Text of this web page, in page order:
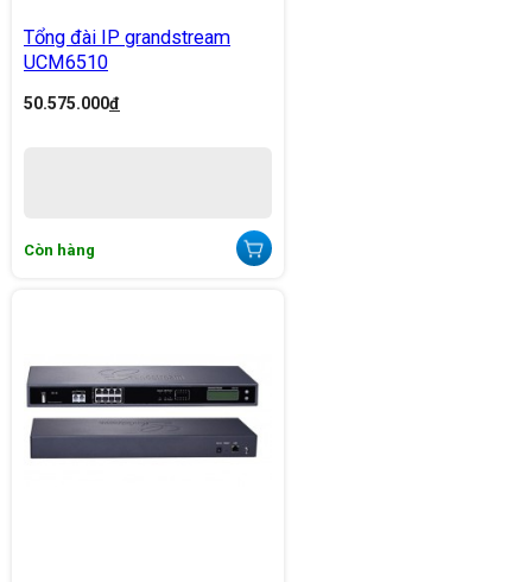
Tổng đài IP grandstream
UCM6510
50.575.000đ
Còn hàng